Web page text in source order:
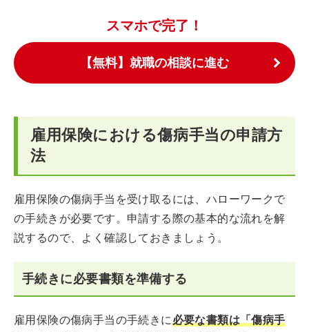
スマホで完了！
【無料】就職の相談に進む
雇用保険における傷病手当の申請方
法
雇用保険の傷病手当を受け取るには、ハローワークで
の手続きが必要です。申請する際の基本的な流れを解
説するので、よく確認しておきましょう。
手続きに必要書類を準備する
雇用保険の傷病手当の手続きに必要な書類は「傷病手